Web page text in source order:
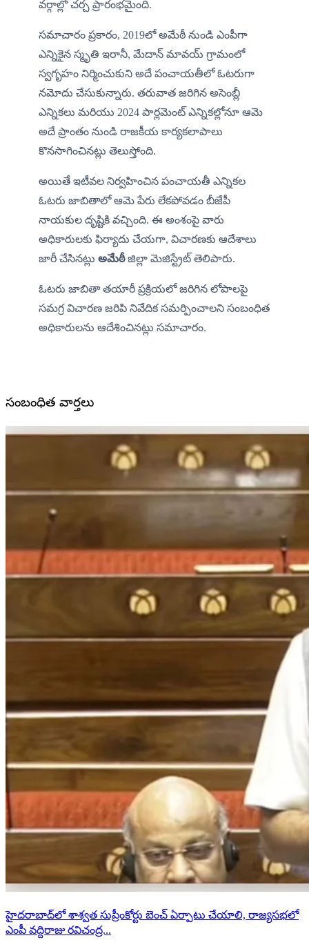
వర్గాల్లో చర్చ ప్రారంభమైంది.
సమాచారం ప్రకారం, 2019లో అమేఠీ నుండి ఎంపీగా
ఎన్నికైన స్మృతి ఇరానీ, మేదాన్ మావయ్ గ్రామంలో
స్వగృహం నిర్మించుకుని అదే పంచాయతీలో ఓటరుగా
నమోదు చేసుకున్నారు. తరువాత జరిగిన అసెంబ్లీ
ఎన్నికలు మరియు 2024 పార్లమెంట్ ఎన్నికల్లోనూ ఆమె
అదే ప్రాంతం నుండి రాజకీయ కార్యకలాపాలు
కొనసాగించినట్లు తెలుస్తోంది.
అయితే ఇటీవల నిర్వహించిన పంచాయతీ ఎన్నికల
ఓటరు జాబితాలో ఆమె పేరు లేకపోవడం బీజేపీ
నాయకుల దృష్టికి వచ్చింది. ఈ అంశంపై వారు
అధికారులకు ఫిర్యాదు చేయగా, విచారణకు ఆదేశాలు
జారీ చేసినట్లు అమేఠీ జిల్లా మెజిస్ట్రేట్ తెలిపారు.
ఓటరు జాబితా తయారీ ప్రక్రియలో జరిగిన లోపాలపై
సమగ్ర విచారణ జరిపి నివేదిక సమర్పించాలని సంబంధిత
అధికారులను ఆదేశించినట్లు సమాచారం.
సంబంధిత వార్తలు
హైదరాబాద్‌లో శాశ్వత సుప్రీంకోర్టు బెంచ్ ఏర్పాటు చేయాలి, రాజ్యసభలో
ఎంపీ వద్దిరాజు రవిచంద్ర...